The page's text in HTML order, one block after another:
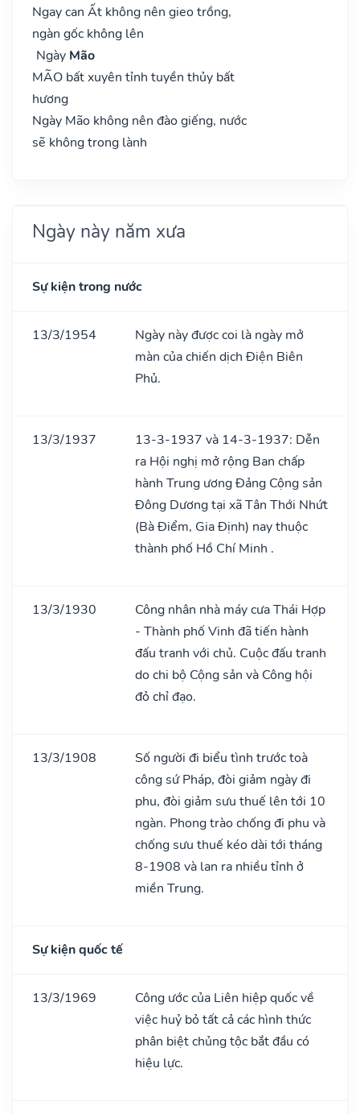
Ngay can Ất không nên gieo trồng,
ngàn gốc không lên
Ngày Mão
MÃO bất xuyên tỉnh tuyền thủy bất
hương
Ngày Mão không nên đào giếng, nước
sẽ không trong lành
Ngày này năm xưa
Sự kiện trong nước
13/3/1954
Ngày này được coi là ngày mở
màn của chiến dịch Điện Biên
Phủ.
13/3/1937
13-3-1937 và 14-3-1937: Dễn
ra Hội nghị mở rộng Ban chấp
hành Trung ương Đảng Cộng sản
Đông Dương tại xã Tân Thới Nhứt
(Bà Điểm, Gia Định) nay thuộc
thành phố Hồ Chí Minh .
13/3/1930
Công nhân nhà máy cưa Thái Hợp
- Thành phố Vinh đã tiến hành
đấu tranh với chủ. Cuộc đấu tranh
do chi bộ Cộng sản và Công hội
đỏ chỉ đạo.
13/3/1908
Số người đi biểu tình trước toà
công sứ Pháp, đòi giảm ngày đi
phu, đòi giảm sưu thuế lên tới 10
ngàn. Phong trào chống đi phu và
chống sưu thuế kéo dài tới tháng
8-1908 và lan ra nhiều tỉnh ở
miền Trung.
Sự kiện quốc tế
13/3/1969
Công ước của Liên hiệp quốc về
việc huỷ bỏ tất cả các hình thức
phân biệt chủng tộc bắt đầu có
hiệu lực.